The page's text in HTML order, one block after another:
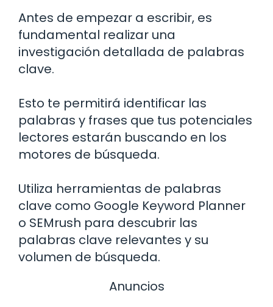
Antes de empezar a escribir, es
fundamental realizar una
investigación detallada de palabras
clave.
Esto te permitirá identificar las
palabras y frases que tus potenciales
lectores estarán buscando en los
motores de búsqueda.
Utiliza herramientas de palabras
clave como Google Keyword Planner
o SEMrush para descubrir las
palabras clave relevantes y su
volumen de búsqueda.
Anuncios